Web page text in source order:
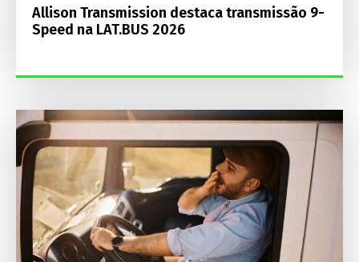
Allison Transmission destaca transmissão 9-
Speed na LAT.BUS 2026